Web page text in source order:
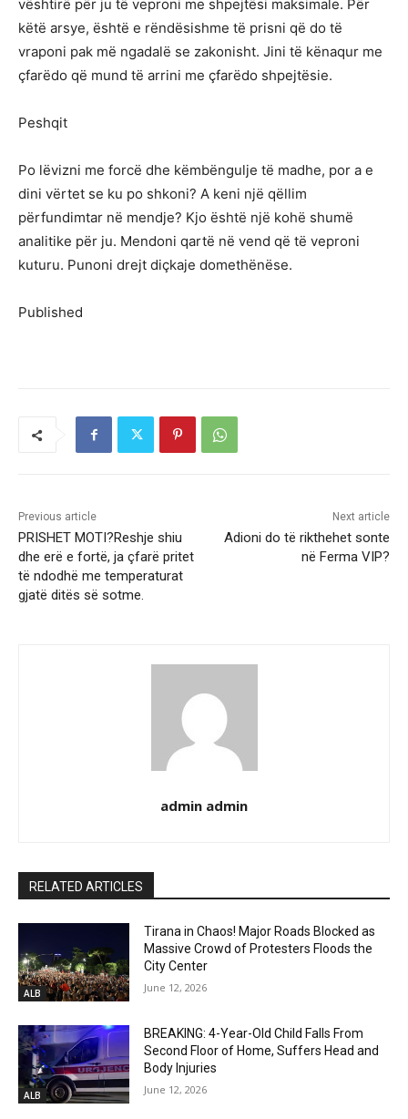
vështirë për ju të veproni me shpejtësi maksimale. Për
këtë arsye, është e rëndësishme të prisni që do të
vraponi pak më ngadalë se zakonisht. Jini të kënaqur me
çfarëdo që mund të arrini me çfarëdo shpejtësie.
Peshqit
Po lëvizni me forcë dhe këmbëngulje të madhe, por a e
dini vërtet se ku po shkoni? A keni një qëllim
përfundimtar në mendje? Kjo është një kohë shumë
analitike për ju. Mendoni qartë në vend që të veproni
kuturu. Punoni drejt diçkaje domethënëse.
Published
Previous article
PRISHET MOTI?Reshje shiu
dhe erë e fortë, ja çfarë pritet
të ndodhë me temperaturat
gjatë ditës së sotme.
Next article
Adioni do të rikthehet sonte
në Ferma VIP?
admin admin
RELATED ARTICLES
ALB
Tirana in Chaos! Major Roads Blocked as
Massive Crowd of Protesters Floods the
City Center
June 12, 2026
ALB
BREAKING: 4-Year-Old Child Falls From
Second Floor of Home, Suffers Head and
Body Injuries
June 12, 2026